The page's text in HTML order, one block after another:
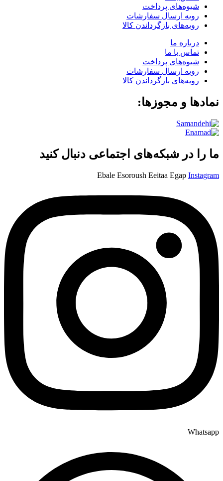
شیوه‌های پرداخت
رویه ارسال سفارشات
رویه‌های بازگرداندن کالا
درباره ما
تماس با ما
شیوه‌های پرداخت
رویه ارسال سفارشات
رویه‌های بازگرداندن کالا
نمادها و مجوزها:
ما را در شبکه‌های اجتماعی دنبال کنید
Ebale Esoroush Eeitaa Egap Instagram
Whatsapp